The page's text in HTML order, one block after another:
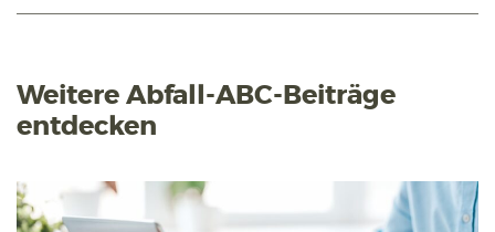
Weitere Abfall-ABC-Beiträge
entdecken